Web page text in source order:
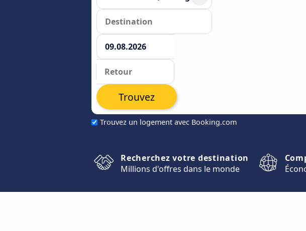
Trouvez un logement avec Booking.com
Trouvez
Recherchez votre destination
Millions d'offres dans le monde